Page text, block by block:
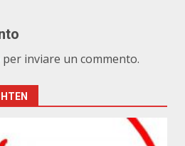
per inviare un commento.